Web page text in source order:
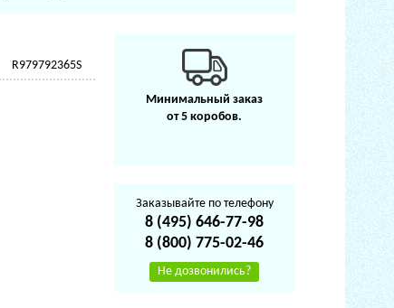
R979792365S
Минимальный заказ
от 5 коробов.
Заказывайте по телефону
8 (495) 646-77-98
8 (800) 775-02-46
Не дозвонились?